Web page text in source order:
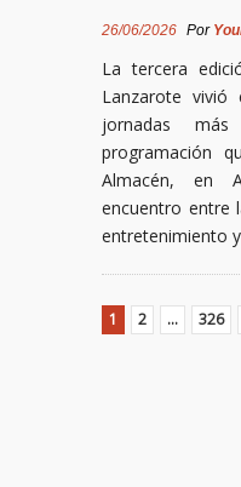
26/06/2026 Por
La tercera
Lanzarote
jornadas
programación
Almacén, en
encuentro entre
entretenimiento
1 2 … 326